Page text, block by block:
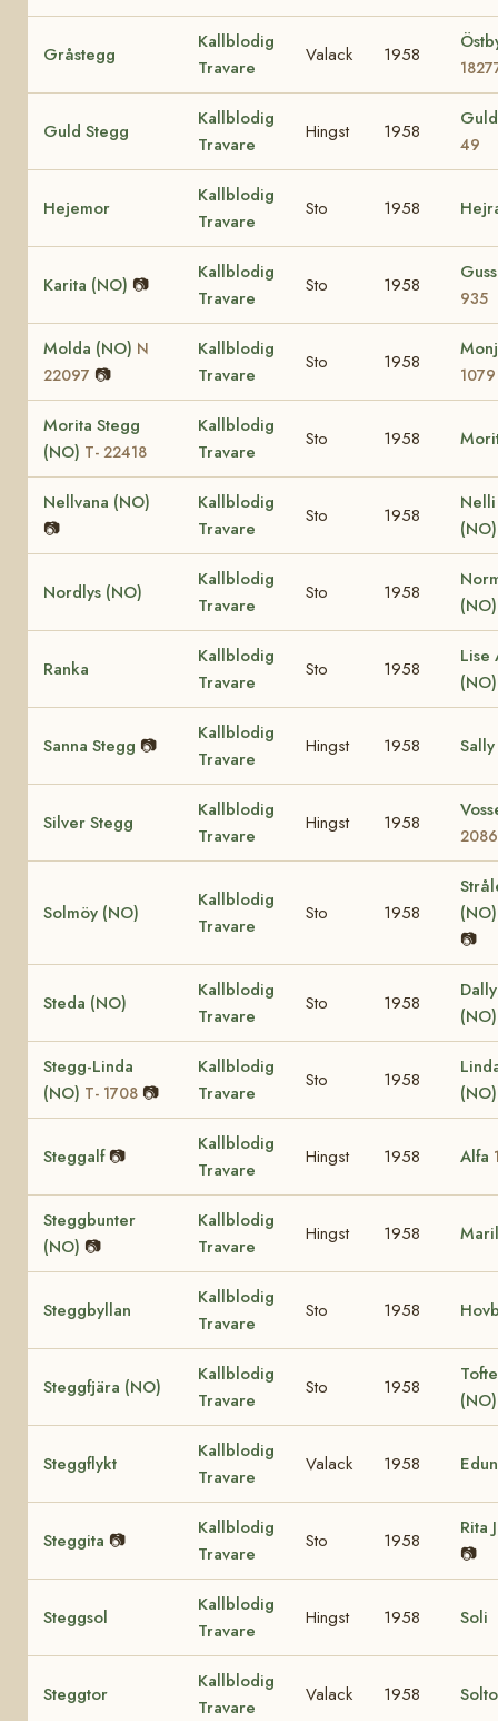
Gråstegg
Kallblodig
Travare
Valack 1958
Guld Stegg
Kallblodig
Travare
Hingst 1958
49
Hejemor
Kallblodig
Travare
Sto 1958
Karita (NO) 📷
Kallblodig
Travare
Sto 1958
935
Molda (NO) N
22097 📷
Kallblodig
Travare
Sto 1958
1079
Morita Stegg
(NO) T- 22418
Kallblodig
Travare
Sto 1958
Nellvana (NO)
📷
Kallblodig
Travare
Sto 1958
(NO)
Nordlys (NO)
Kallblodig
Travare
Sto 1958
Ranka
Kallblodig
Travare
Sto 1958
Lise
Sanna Stegg 📷
Kallblodig
Travare
Hingst 1958 Sally
Silver Stegg
Kallblodig
Travare
Hingst 1958
Solmöy (NO)
Kallblodig
Travare
Sto 1958
📷
Steda (NO)
Kallblodig
Travare
Sto 1958
(NO)
Stegg-Linda
(NO) T- 1708 📷
Kallblodig
Travare
Sto 1958
Steggalf 📷
Kallblodig
Travare
Hingst 1958 Alfa
Steggbunter
(NO) 📷
Kallblodig
Travare
Hingst 1958
Steggbyllan
Kallblodig
Travare
Sto 1958
Steggfjära (NO)
Kallblodig
Travare
Sto 1958
Steggflykt
Kallblodig
Travare
Valack 1958
Steggita 📷
Kallblodig
Travare
Sto 1958
Rita
📷
Steggsol
Kallblodig
Travare
Hingst 1958 Soli
Steggtor
Kallblodig
Travare
Valack 1958